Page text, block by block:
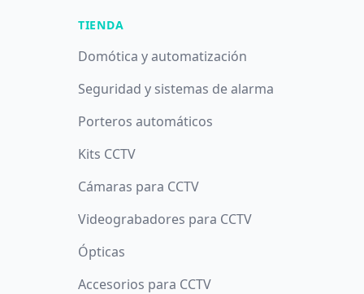
TIENDA
Domótica y automatización
Seguridad y sistemas de alarma
Porteros automáticos
Kits CCTV
Cámaras para CCTV
Videograbadores para CCTV
Ópticas
Accesorios para CCTV